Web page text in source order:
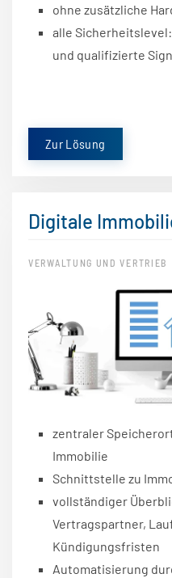
ohne zusätzliche
alle
und qualifizierte
Zur Lösung
Digitale
VERWALTUNG UND VERTRIEB
zentraler
Immobilie
Schnittstelle zu
vollständiger
Vertragspartner,
Kündigungsfristen
Automatisierung